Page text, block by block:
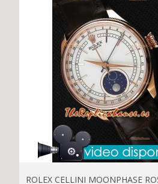
ROLEX CELLINI MOONPHASE